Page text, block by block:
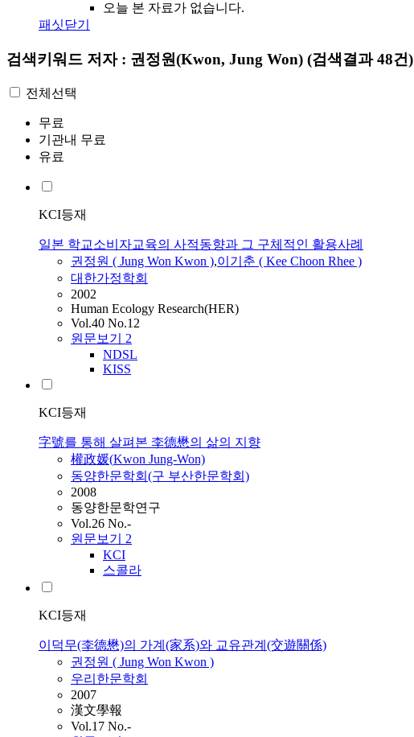
오늘 본 자료가 없습니다.
패싯닫기
검색키워드 저자 : 권정원(Kwon, Jung Won) (검색결과 48건)
전체선택
무료
기관내 무료
유료
KCI등재
일본 학교소비자교육의 사적동향과 그 구체적인 활용사례
권정원 ( Jung Won Kwon ),이기춘 ( Kee Choon Rhee )
대한가정학회
2002
Human Ecology Research(HER)
Vol.40 No.12
원문보기 2
NDSL
KISS
KCI등재
字號를 통해 살펴본 李德懋의 삶의 지향
權政媛(Kwon Jung-Won)
동양한문학회(구 부산한문학회)
2008
동양한문학연구
Vol.26 No.-
원문보기 2
KCI
스콜라
KCI등재
이덕무(李德懋)의 가계(家系)와 교유관계(交遊關係)
권정원 ( Jung Won Kwon )
우리한문학회
2007
漢文學報
Vol.17 No.-